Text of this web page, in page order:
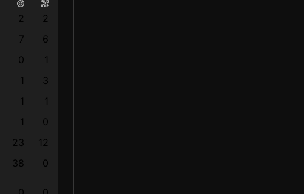
2
2
7
6
0
1
1
3
1
1
1
0
23
12
38 0